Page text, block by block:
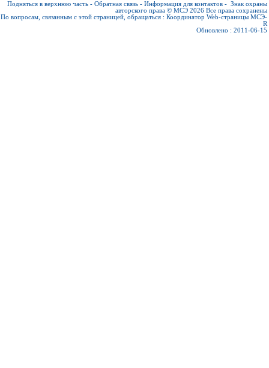
Подняться в верхнюю часть - Обратная связь - Информация для контактов - Знак охраны
авторского права © МСЭ 2026 Все права сохранены
По вопросам, связанным с этой страницей, обращаться : Координатор Web-страницы МСЭ-
R
Обновлено : 2011-06-15